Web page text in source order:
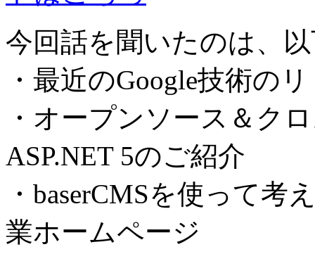
今回話を聞いたのは、
・最近のGoogle技術の
・オープンソース＆ク
ASP.NET 5のご紹介
・baserCMSを使って
業ホームページ